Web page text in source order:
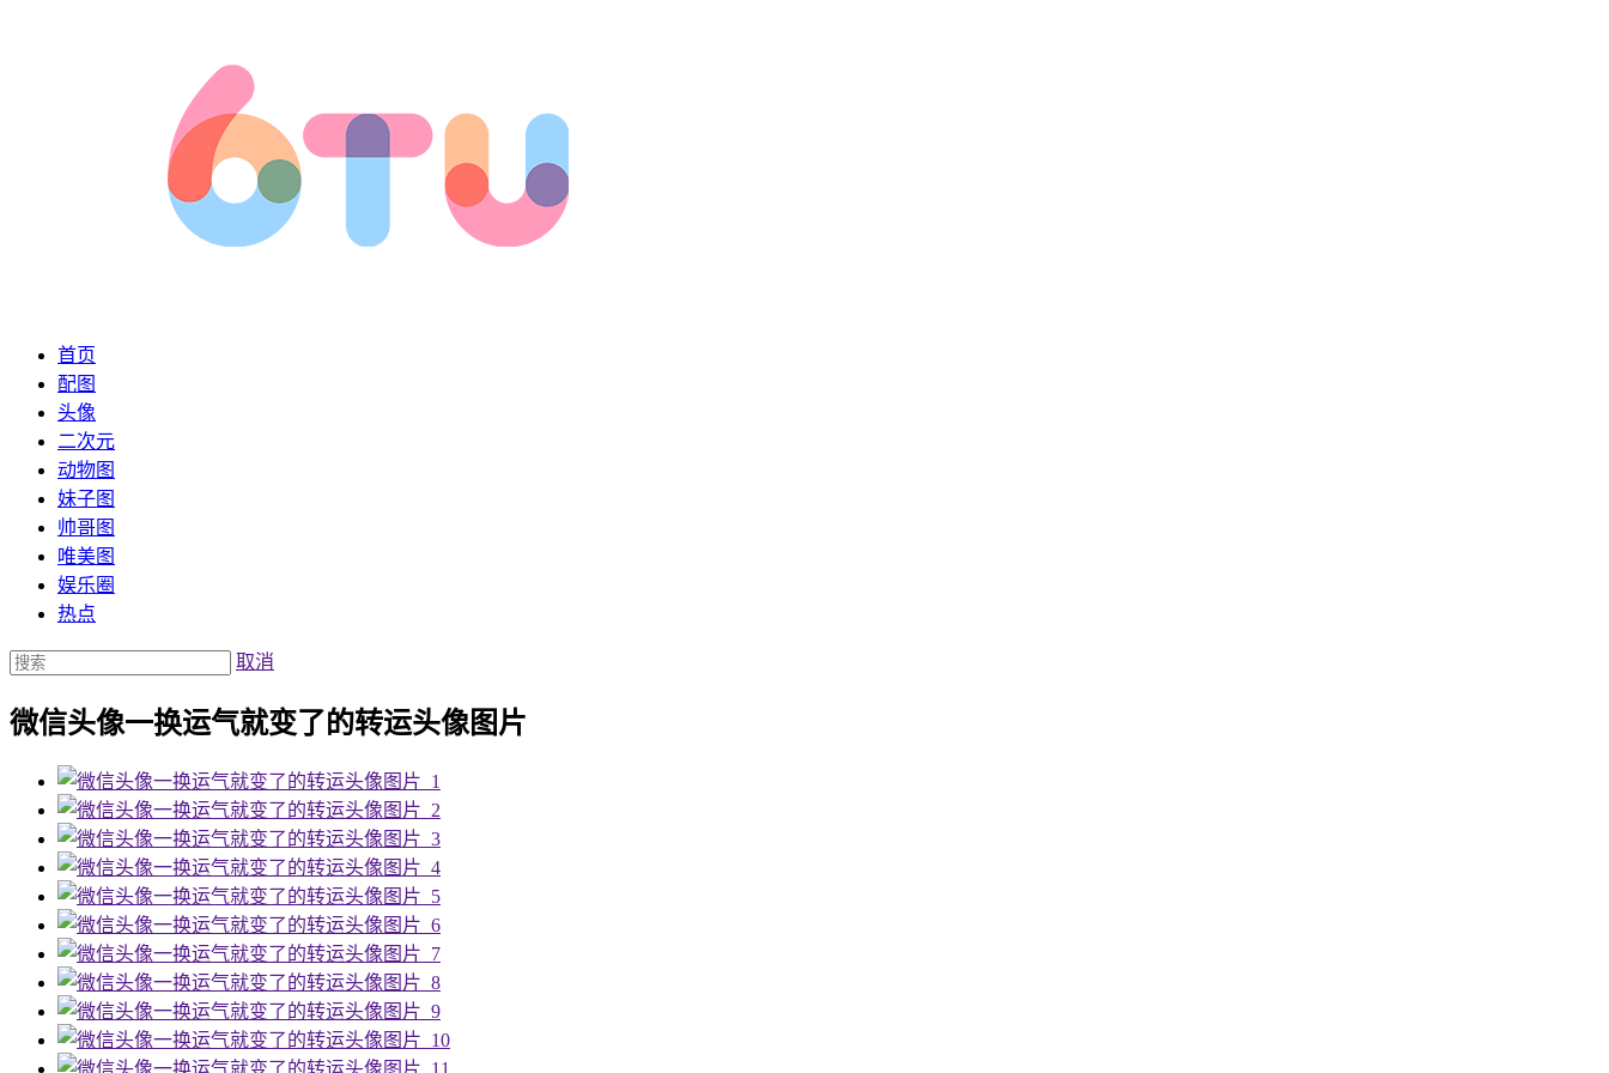
首页
配图
头像
二次元
动物图
妹子图
帅哥图
唯美图
娱乐圈
热点
取消
微信头像一换运气就变了的转运头像图片